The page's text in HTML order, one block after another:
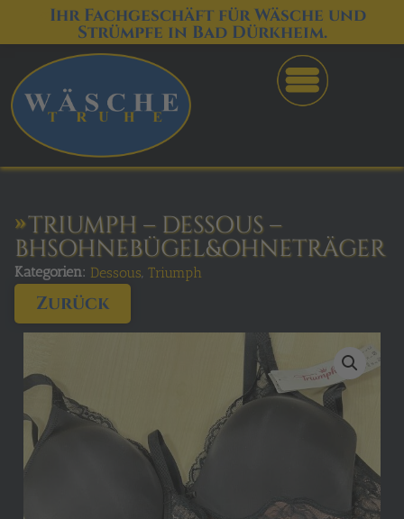
Ihr Fachgeschäft für Wäsche und
Strümpfe in Bad Dürkheim.
TRIUMPH – DESSOUS –
BHSOHNEBÜGEL&OHNETRÄGER
Kategorien: Dessous, Triumph
Zurück